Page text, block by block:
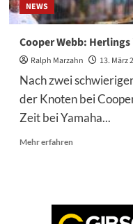
NEWS
Cooper Webb:
Ralph Marzahn 13. März
Nach zwei
der Knoten bei
Zeit bei Yamaha...
Mehr erfahrenMehr
Herlings
ist